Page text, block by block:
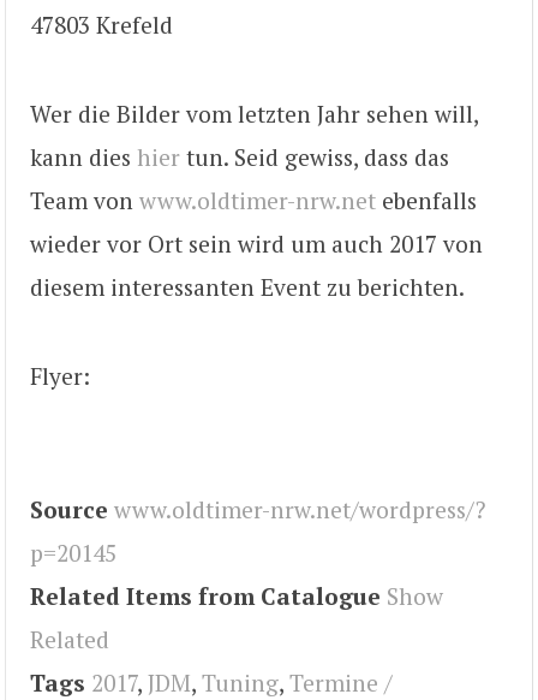
47803 Krefeld
Wer die Bilder vom letzten Jahr sehen will,
kann dies hier tun. Seid gewiss, dass das
Team von www.oldtimer-nrw.net ebenfalls
wieder vor Ort sein wird um auch 2017 von
diesem interessanten Event zu berichten.
Flyer:
Source www.oldtimer-nrw.net/wordpress/?
p=20145
Related Items from Catalogue Show
Related
Tags 2017, JDM, Tuning, Termine /